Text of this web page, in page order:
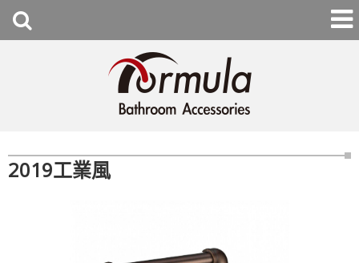
2019工業風